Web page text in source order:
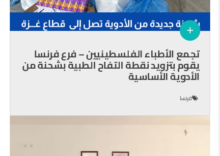
تجمع الأطباء الفلسطينيين – فرع فرنسا
يقوم بتزويد نقطة التفاح الطبية بشحنة من
الأدوية الأساسية
فرنسا